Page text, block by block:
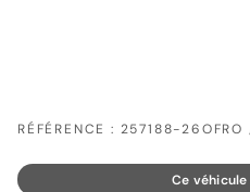
RÉFÉRENCE : 257188-
Ce